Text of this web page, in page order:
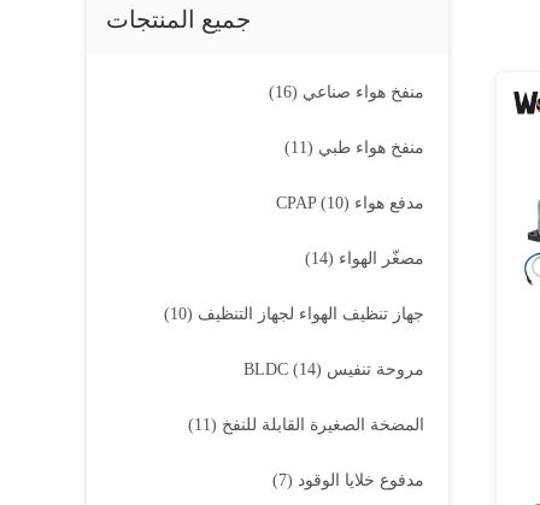
جميع المنتجات
منفخ هواء صناعي (16)
منفخ هواء طبي (11)
مدفع هواء CPAP (10)
مصغّر الهواء (14)
جهاز تنظيف الهواء لجهاز التنظيف (10)
مروحة تنفيس BLDC (14)
المضخة الصغيرة القابلة للنفخ (11)
مدفوع خلايا الوقود (7)